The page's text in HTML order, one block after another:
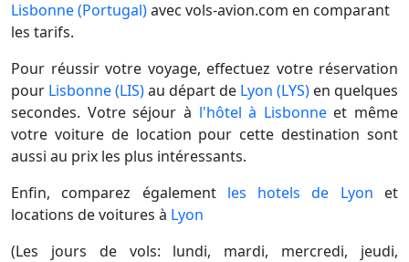
Lisbonne (Portugal)avec vols-avion.com en comparant
les tarifs.
Pour réussir votre voyage, effectuez votre réservation
pour Lisbonne (LIS)au départ de Lyon (LYS) en quelques
secondes. Votre séjour à l'hôtel à Lisbonneet même
votre voiture de location pour cette destination sont
aussi au prix les plus intéressants.
Enfin, comparez également les hotels de Lyon et
locations de voitures à Lyon
(Les jours de vols: lundi, mardi, mercredi, jeudi,